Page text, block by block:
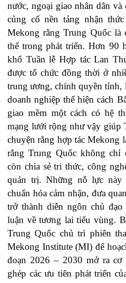
nước, ngoại giao nhân dân và
củng cố nền tảng nhận
Mekong rằng Trung Quốc là
thế trong phát triển. Hơn 90
khổ Tuần lễ Hợp tác Lan
được tổ chức đồng thời ở
trung ương, chính quyền tỉnh,
doanh nghiệp thể hiện cách
giao mềm một cách có hệ
mạng lưới rộng như vậy giúp
chuyện rằng hợp tác Mekong
rằng Trung Quốc không chỉ
còn chia sẻ tri thức, công
quản trị. Những nỗ lực này
chuẩn hóa cảm nhận, đưa
trở thành diễn ngôn chủ
luận về tương lai tiểu vùng.
Trung Quốc chủ trì phiên
Mekong Institute (MI) để
đoạn 2026 – 2030 mở ra
ghép các ưu tiên phát triển